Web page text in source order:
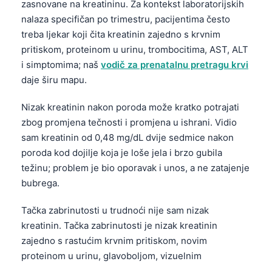
zasnovane na kreatininu. Za kontekst laboratorijskih
nalaza specifičan po trimestru, pacijentima često
treba ljekar koji čita kreatinin zajedno s krvnim
pritiskom, proteinom u urinu, trombocitima, AST, ALT
i simptomima; naš vodič za prenatalnu pretragu krvi
daje širu mapu.
Nizak kreatinin nakon poroda može kratko potrajati
zbog promjena tečnosti i promjena u ishrani. Vidio
sam kreatinin od 0,48 mg/dL dvije sedmice nakon
poroda kod dojilje koja je loše jela i brzo gubila
težinu; problem je bio oporavak i unos, a ne zatajenje
bubrega.
Tačka zabrinutosti u trudnoći nije sam nizak
kreatinin. Tačka zabrinutosti je nizak kreatinin
zajedno s rastućim krvnim pritiskom, novim
proteinom u urinu, glavoboljom, vizuelnim